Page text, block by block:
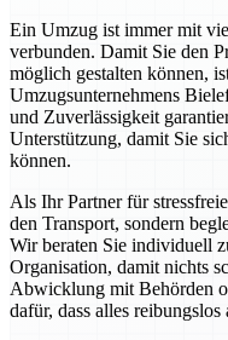
Ein Umzug ist immer mit
verbunden. Damit Sie den
möglich gestalten können,
Umzugsunternehmens
und Zuverlässigkeit
Unterstützung, damit Sie
können.
Als Ihr Partner für
den Transport, sondern
Wir beraten Sie individuell
Organisation, damit nichts
Abwicklung mit Behörden
dafür, dass alles reibungslos